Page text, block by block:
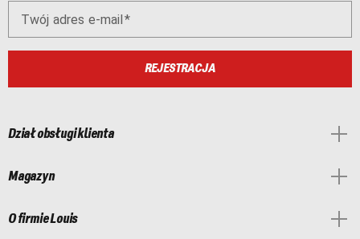
Twój adres e-mail
REJESTRACJA
Dział obsługi klienta
Magazyn
O firmie Louis